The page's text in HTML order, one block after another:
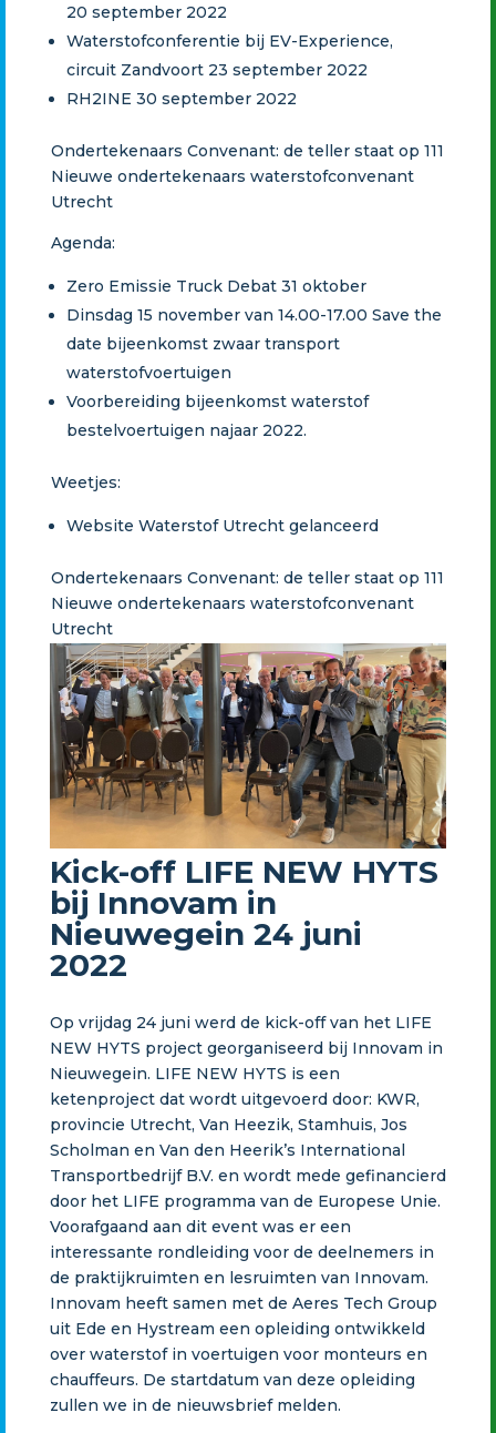
20 september 2022
Waterstofconferentie bij EV-Experience,
circuit Zandvoort 23 september 2022
RH2INE 30 september 2022
Ondertekenaars Convenant: de teller staat op 111
Nieuwe ondertekenaars waterstofconvenant
Utrecht
Agenda:
Zero Emissie Truck Debat 31 oktober
Dinsdag 15 november van 14.00-17.00 Save the
date bijeenkomst zwaar transport
waterstofvoertuigen
Voorbereiding bijeenkomst waterstof
bestelvoertuigen najaar 2022.
Weetjes:
Website Waterstof Utrecht gelanceerd
Ondertekenaars Convenant: de teller staat op 111
Nieuwe ondertekenaars waterstofconvenant
Utrecht
Kick-off LIFE NEW HYTS
bij Innovam in
Nieuwegein 24 juni
2022
Op vrijdag 24 juni werd de kick-off van het LIFE
NEW HYTS project georganiseerd bij Innovam in
Nieuwegein. LIFE NEW HYTS is een
ketenproject dat wordt uitgevoerd door: KWR,
provincie Utrecht, Van Heezik, Stamhuis, Jos
Scholman en Van den Heerik’s International
Transportbedrijf B.V. en wordt mede gefinancierd
door het LIFE programma van de Europese Unie.
Voorafgaand aan dit event was er een
interessante rondleiding voor de deelnemers in
de praktijkruimten en lesruimten van Innovam.
Innovam heeft samen met de Aeres Tech Group
uit Ede en Hystream een opleiding ontwikkeld
over waterstof in voertuigen voor monteurs en
chauffeurs. De startdatum van deze opleiding
zullen we in de nieuwsbrief melden.